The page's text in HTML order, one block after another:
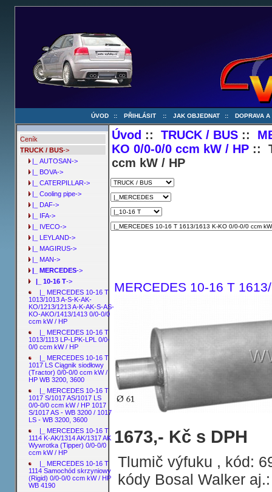
ÚVOD :: PŘIHLÁSIT :: JAK OBJEDNAT :: DOPRAVA A
Ceník
TRUCK / BUS->
|_ AUTOSAN->
|_ BOVA->
|_ CATERPILLAR->
|_ Cooling pipe->
|_ DAF->
|_ IFA->
|_ IVECO->
|_ LEYLAND->
|_ MAGIRUS->
|_ MAN->
|_ MERCEDES->
|_ 10-16 T->
|_ MERCEDES 10-16 T
1013/1013 A-S-K-AK-
KO/1213/1213 A-K-AK-S-AS-
KO-AKO/1413/1413 0/0-0/0
ccm kW / HP
|_ MERCEDES 10-16 T
1013/1113 LP-LPK-LPL 0/0-
0/0 ccm kW / HP
|_ MERCEDES 10-16 T
1017 LS Ciągnik siodłowy
(Tractor) 0/0-0/0 ccm kW /
HP WB 3200, 3600
|_ MERCEDES 10-16 T
1017 S/1017 AS/1017 LS
0/0-0/0 ccm kW / HP 1017
S/1017 AS - WB 3200 / 1017
LS - WB 3200, 3600
|_ MERCEDES 10-16 T
1114 K-AK/1314 AK/1317 AK
Wywrotka (Tipper) 0/0-0/0
ccm kW / HP
|_ MERCEDES 10-16 T
1114 Samochód skrzyniowy
(Rigid) 0/0-0/0 ccm kW / HP
WB 4190
Úvod ::TRUCK / BUS ::
KO 0/0-0/0 ccm kW / HP ::
ccm kW / HP
MERCEDES 10-16 T
Tlumič výfuku MERCEDES 10-16 T
1673,- Kč s DPH
Tlumič výfuku , kód:
kódy Bosal Walker